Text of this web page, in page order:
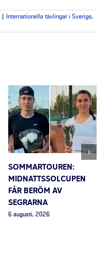
Internationella tävlingar i Sverige,
SOMMARTOUREN:
MIDNATTSSOLCUPEN
FÅR BERÖM AV
SEGRARNA
6 augusti, 2026